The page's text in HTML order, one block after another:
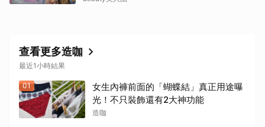
查看更多造咖
最近1小時結果
01
女生內褲前面的「蝴蝶結」真正用途曝
光！不只裝飾還有2大神功能
造咖